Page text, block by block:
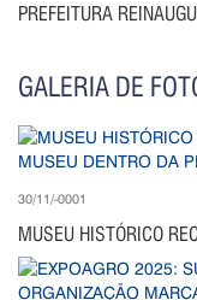
PREFEITURA
GALERIA DE
30/11/-0001
MUSEU HISTÓRICO